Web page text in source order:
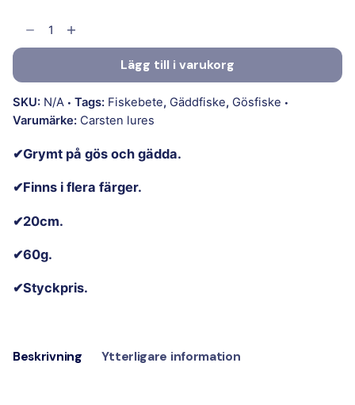
Lägg till i varukorg
SKU: N/A Tags: Fiskebete, Gäddfiske, Gösfiske
Varumärke: Carsten lures
✔Grymt på gös och gädda.
✔Finns i flera färger.
✔20cm.
✔60g.
✔Styckpris.
Beskrivning Ytterligare information